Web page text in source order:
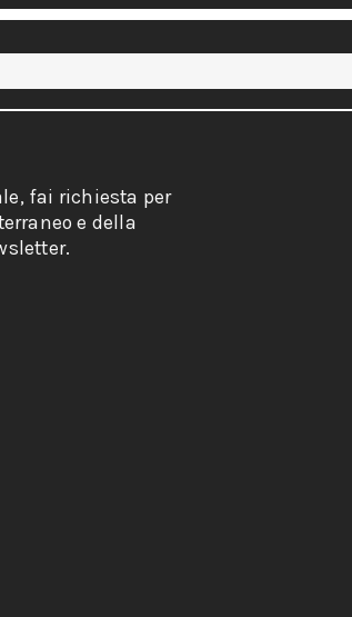
fai richiesta per
e della